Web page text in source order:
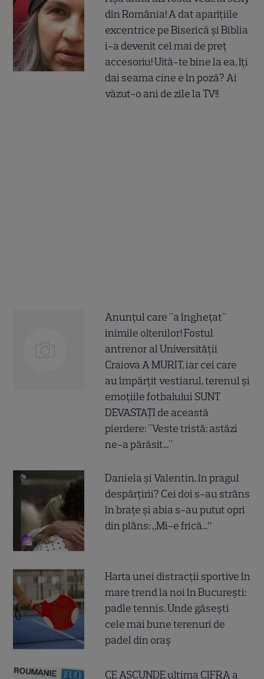
din România! A dat aparițiile
excentrice pe Biserică și Biblia
i-a devenit cel mai de preț
accesoriu! Uită-te bine la ea, îți
dai seama cine e în poză? Ai
văzut-o ani de zile la TV!!
Anunțul care "a înghețat"
inimile oltenilor! Fostul
antrenor al Universității
Craiova A MURIT, iar cei care
au împărțit vestiarul, terenul și
emoțiile fotbalului SUNT
DEVASTAȚI de această
pierdere: "Veste tristă: astăzi
ne-a părăsit..."
Daniela și Valentin, în pragul
despărțirii? Cei doi s-au strâns
în brațe și abia s-au putut opri
din plâns: „Mi-e frică...”
Harta unei distracții sportive în
mare trend la noi în București:
padle tennis. Unde găsești
cele mai bune terenuri de
padel din oraș
CE ASCUNDE ultima CIFRA a